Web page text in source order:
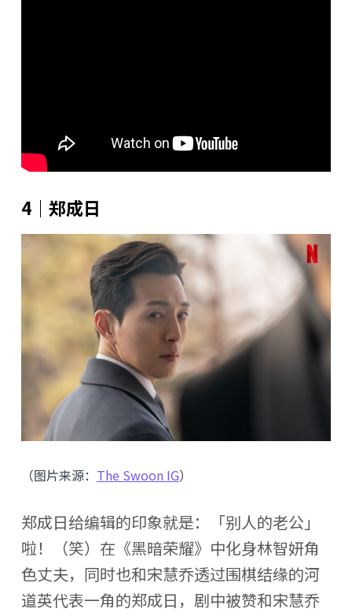
4｜郑成日
（图片来源： The Swoon IG）
郑成日给编辑的印象就是：「别人的老公」
啦！（笑）在《黑暗荣耀》中化身林智妍角
色丈夫，同时也和宋慧乔透过围棋结缘的河
道英代表一角的郑成日，剧中被赞和宋慧乔